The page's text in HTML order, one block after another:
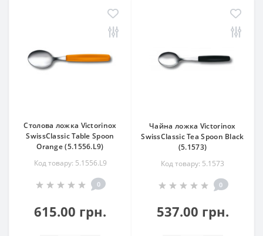
Столова ложка Victorinox
SwissClassic Table Spoon
Orange (5.1556.L9)
Код товару: 5.1556.L9
0
615.00 грн.
Чайна ложка Victorinox
SwissClassic Tea Spoon Black
(5.1573)
Код товару: 5.1573
0
537.00 грн.